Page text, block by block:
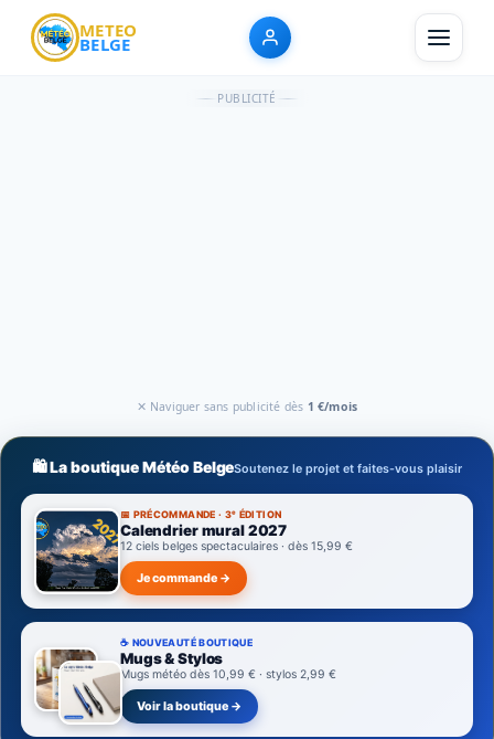
METEO
BELGE
PUBLICITÉ
✕ Naviguer sans publicité dès 1 €/mois
🛍️ La boutique Météo BelgeSoutenez le projet et faites-vous plaisir
📅 PRÉCOMMANDE · 3ᵉ ÉDITION
Calendrier mural 2027
12 ciels belges spectaculaires · dès 15,99 €
Je commande →
☕ NOUVEAUTÉ BOUTIQUE
Mugs & Stylos
Mugs météo dès 10,99 € · stylos 2,99 €
Voir la boutique →